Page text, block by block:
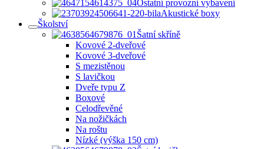
Ostatní provozní vybavení
Akustické boxy
Školství
Šatní skříně
Kovové 2-dveřové
Kovové 3-dveřové
S mezistěnou
S lavičkou
Dveře typu Z
Boxové
Celodřevěné
Na nožičkách
Na roštu
Nízké (výška 150 cm)